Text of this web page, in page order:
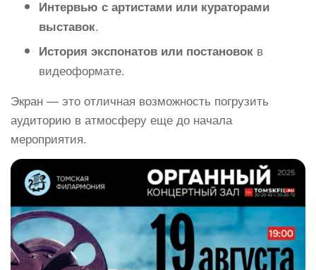
Интервью с артистами или кураторами
выставок.
История экспонатов или постановок в
видеоформате.
Экран — это отличная возможность погрузить
аудиторию в атмосферу еще до начала
мероприятия.